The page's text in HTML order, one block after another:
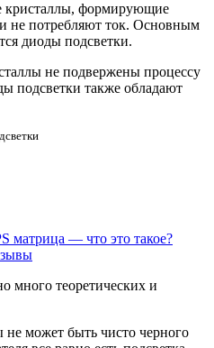
кристаллы, формирующие
не потребляют ток. Основным
диоды подсветки.
не подвержены процессу
подсветки также обладают
матрица — что это такое?
много теоретических и
может быть чисто черного